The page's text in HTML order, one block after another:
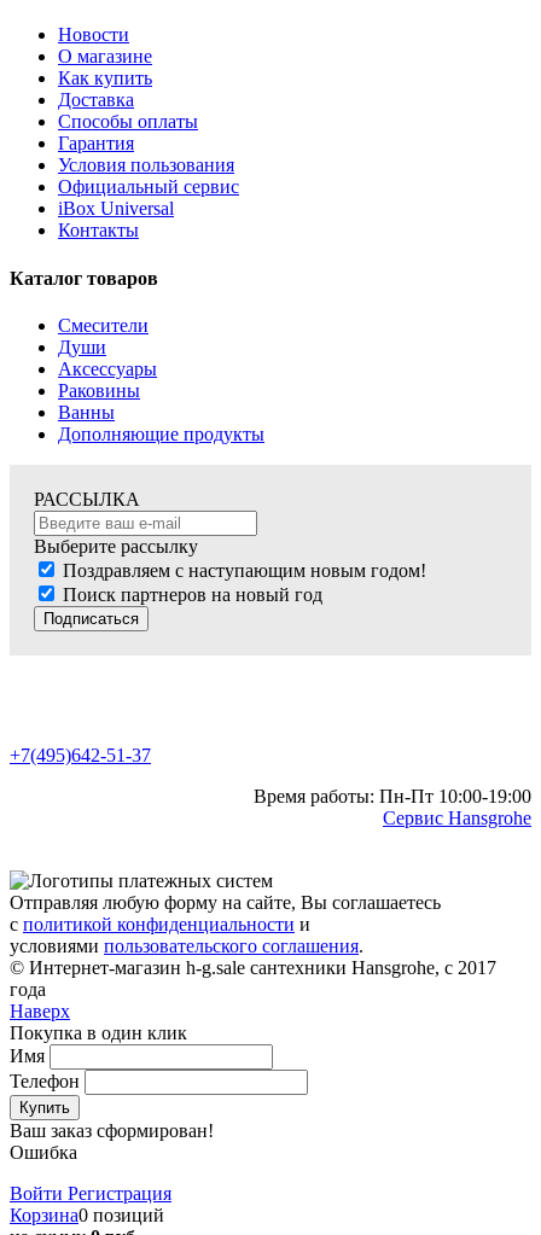
Новости
О магазине
Как купить
Доставка
Способы оплаты
Гарантия
Условия пользования
Официальный сервис
iBox Universal
Контакты
Каталог товаров
Смесители
Души
Аксессуары
Раковины
Ванны
Дополняющие продукты
РАССЫЛКА
Выберите рассылку
Поздравляем с наступающим новым годом!
Поиск партнеров на новый год
Подписаться
+7(495)642-51-37
Время работы: Пн-Пт 10:00-19:00
Сервис Hansgrohe
Отправляя любую форму на сайте, Вы соглашаетесь
с политикой конфиденциальности и
условиями пользовательского соглашения.
© Интернет-магазин h-g.sale сантехники Hansgrohe, с 2017
года
Наверх
Покупка в один клик
Имя
Телефон
Купить
Ваш заказ сформирован!
Ошибка
Войти Регистрация
Корзина0 позиций